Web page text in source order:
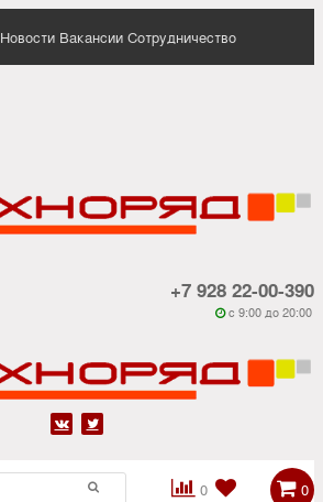
Новости Вакансии Сотрудничество
+7 928 22-00-390
 c 9:00 до 20:00
 
0

 0